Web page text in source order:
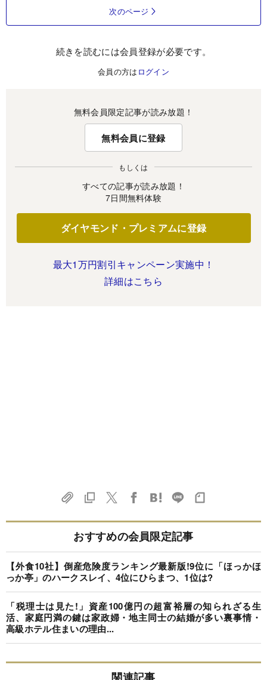
次のページ
続きを読むには会員登録が必要です。
会員の方は ログイン
無料会員限定記事が読み放題！
無料会員に登録
もしくは
すべての記事が読み放題！
7日間無料体験
ダイヤモンド・プレミアムに登録
最大1万円割引キャンペーン実施中！
詳細はこちら
おすすめの会員限定記事
【外食10社】倒産危険度ランキング最新版!9位に「ほっかほ
っか亭」のハークスレイ、4位にひらまつ、1位は?
「税理士は見た!」資産100億円の超富裕層の知られざる生
活、家庭円満の鍵は家政婦・地主同士の結婚が多い裏事情・
高級ホテル住まいの理由...